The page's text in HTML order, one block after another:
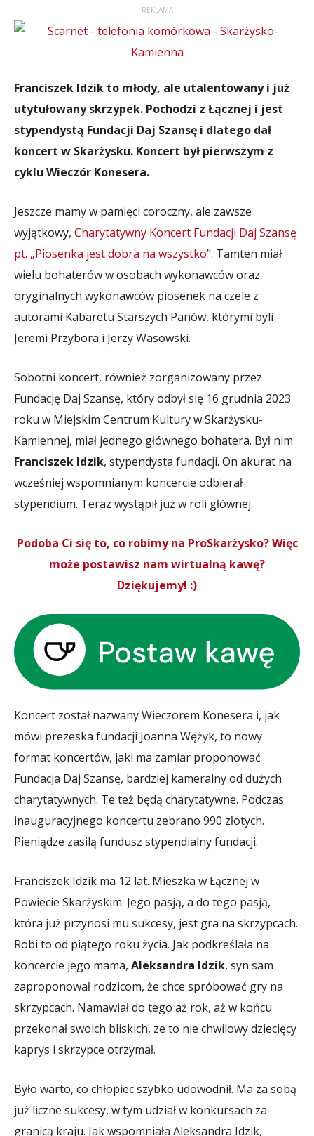
REKLAMA
Franciszek Idzik to młody, ale utalentowany i już
utytułowany skrzypek. Pochodzi z Łącznej i jest
stypendystą Fundacji Daj Szansę i dlatego dał
koncert w Skarżysku. Koncert był pierwszym z
cyklu Wieczór Konesera.
Jeszcze mamy w pamięci coroczny, ale zawsze
wyjątkowy, Charytatywny Koncert Fundacji Daj Szansę
pt. „Piosenka jest dobra na wszystko”. Tamten miał
wielu bohaterów w osobach wykonawców oraz
oryginalnych wykonawców piosenek na czele z
autorami Kabaretu Starszych Panów, którymi byli
Jeremi Przybora i Jerzy Wasowski.
Sobotni koncert, również zorganizowany przez
Fundację Daj Szansę, który odbył się 16 grudnia 2023
roku w Miejskim Centrum Kultury w Skarżysku-
Kamiennej, miał jednego głównego bohatera. Był nim
Franciszek Idzik, stypendysta fundacji. On akurat na
wcześniej wspomnianym koncercie odbierał
stypendium. Teraz wystąpił już w roli głównej.
Podoba Ci się to, co robimy na ProSkarżysko? Więc
może postawisz nam wirtualną kawę?
Dziękujemy! :)
Koncert został nazwany Wieczorem Konesera i, jak
mówi prezeska fundacji Joanna Wężyk, to nowy
format koncertów, jaki ma zamiar proponować
Fundacja Daj Szansę, bardziej kameralny od dużych
charytatywnych. Te też będą charytatywne. Podczas
inauguracyjnego koncertu zebrano 990 złotych.
Pieniądze zasilą fundusz stypendialny fundacji.
Franciszek Idzik ma 12 lat. Mieszka w Łącznej w
Powiecie Skarżyskim. Jego pasją, a do tego pasją,
która już przynosi mu sukcesy, jest gra na skrzypcach.
Robi to od piątego roku życia. Jak podkreślała na
koncercie jego mama, Aleksandra Idzik, syn sam
zaproponował rodzicom, że chce spróbować gry na
skrzypcach. Namawiał do tego aż rok, aż w końcu
przekonał swoich bliskich, ze to nie chwilowy dziecięcy
kaprys i skrzypce otrzymał.
Było warto, co chłopiec szybko udowodnił. Ma za sobą
już liczne sukcesy, w tym udział w konkursach za
granicą kraju. Jak wspomniała Aleksandra Idzik,